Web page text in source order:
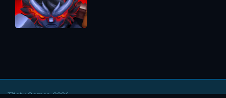
Titotu Games, 2026